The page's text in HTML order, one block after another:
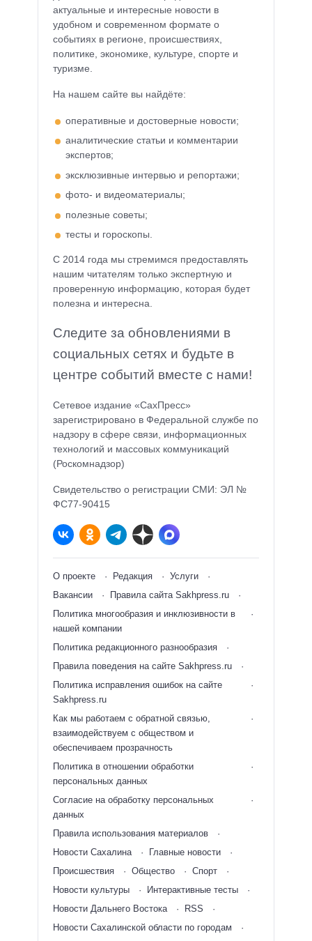
актуальные и интересные новости в
удобном и современном формате о
событиях в регионе, происшествиях,
политике, экономике, культуре, спорте и
туризме.
На нашем сайте вы найдёте:
оперативные и достоверные новости;
аналитические статьи и комментарии
экспертов;
эксклюзивные интервью и репортажи;
фото- и видеоматериалы;
полезные советы;
тесты и гороскопы.
С 2014 года мы стремимся предоставлять
нашим читателям только экспертную и
проверенную информацию, которая будет
полезна и интересна.
Следите за обновлениями в
социальных сетях и будьте в
центре событий вместе с нами!
Сетевое издание «СахПресс»
зарегистрировано в Федеральной службе по
надзору в сфере связи, информационных
технологий и массовых коммуникаций
(Роскомнадзор)
Свидетельство о регистрации СМИ: ЭЛ №
ФС77-90415
О проекте Редакция
Услуги
Вакансии
Правила сайта Sakhpress.ru
Политика многообразия и инклюзивности в
нашей компании
Политика редакционного разнообразия
Правила поведения на сайте Sakhpress.ru
Политика исправления ошибок на сайте
Sakhpress.ru
Как мы работаем с обратной связью,
взаимодействуем с обществом и
обеспечиваем прозрачность
Политика в отношении обработки
персональных данных
Согласие на обработку персональных
данных
Правила использования материалов
Новости Сахалина
Главные новости
Происшествия
Общество
Спорт
Новости культуры
Интерактивные тесты
Новости Дальнего Востока
RSS
Новости Сахалинской области по городам